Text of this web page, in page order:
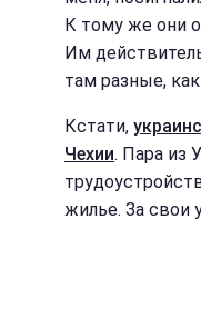
К тому же они
Им
там разные,
Кстати,
Чехии. Пара из
жилье. За свои